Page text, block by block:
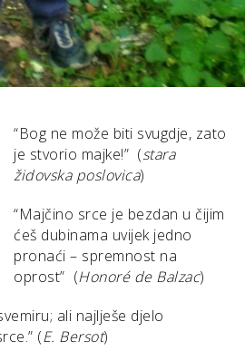
“Bog ne može biti svugdje, zato
je stvorio majke!” (stara
židovska poslovica)
“Majčino srce je bezdan u čijim
ćeš dubinama uvijek jedno
pronaći – spremnost na
oprost” (Honoré de Balzac)
ali najlješe djelo
(E. Bersot)